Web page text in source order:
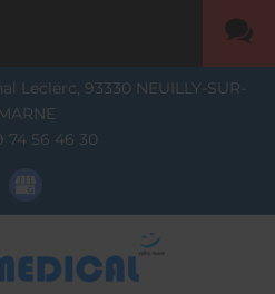
Leclerc, 93330 NEUILLY-SUR-
MARNE
74 56 46 30